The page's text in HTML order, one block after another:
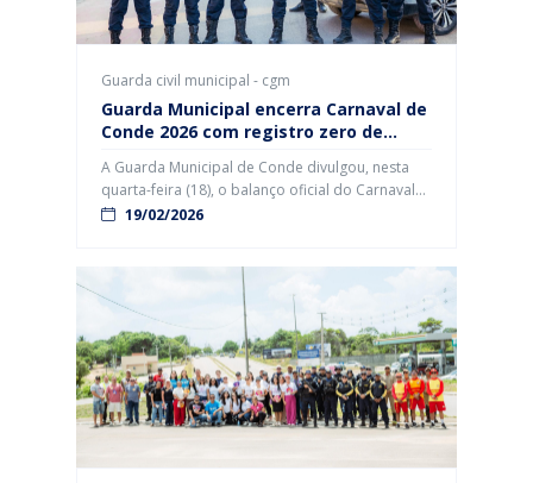
Guarda civil municipal - cgm
Guarda Municipal encerra Carnaval de
Conde 2026 com registro zero de
A Guarda Municipal de Conde divulgou, nesta
quarta-feira (18), o balanço oficial do Carnaval
2026 e destacou que o evento foi marcado pela
segurança garantiu um carnaval considerado
pacífico pela gestão municipal. De acordo com
o comandante da Guarda, Gleydson Fernandes,
[…]
19/02/2026